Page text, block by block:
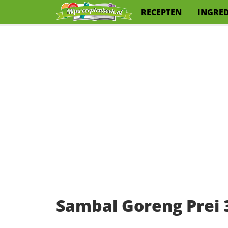
RECEPTEN
Sambal Goreng Prei